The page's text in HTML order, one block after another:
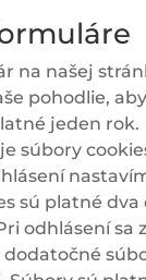
na našej
pohodlie,
jeden
súbory
sú platné
odhlásení